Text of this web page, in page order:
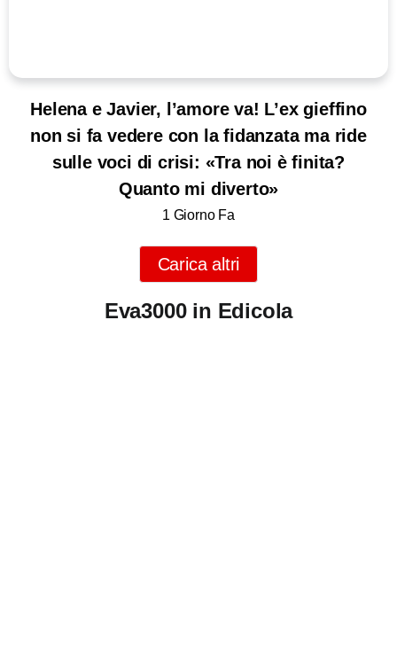
Helena e Javier, l’amore va! L’ex gieffino
non si fa vedere con la fidanzata ma ride
sulle voci di crisi: «Tra noi è finita?
Quanto mi diverto»
1 Giorno Fa
Carica altri
Eva3000 in Edicola